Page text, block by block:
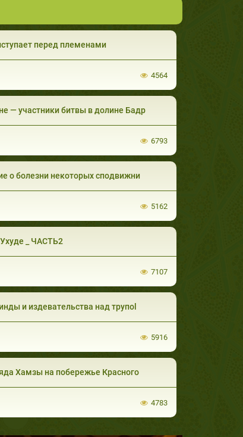
перед племенами
4564
— участники битвы в долине Бадр
6793
о болезни некоторых сподвижни
5162
_ ЧАСТЬ2
7107
и издевательства над трупоl
5916
Хамзы на побережье Красного
4783